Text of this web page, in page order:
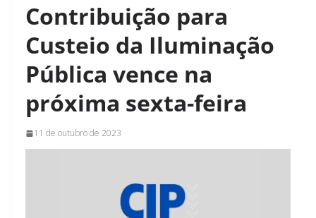
Contribuição para
Custeio da Iluminação
Pública vence na
próxima sexta-feira
11 de outubro de 2023